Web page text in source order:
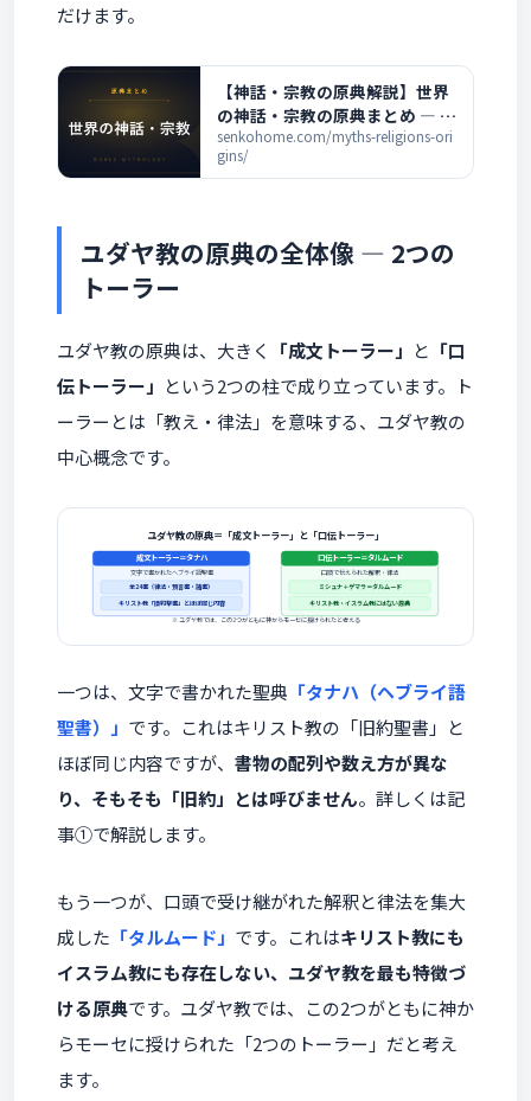
だけます。
【神話・宗教の原典解説】世界
の神話・宗教の原典まとめ ― 各
神話の解説一覧
senkohome.com/myths-religions-ori
gins/
ユダヤ教の原典の全体像 ― 2つの
トーラー
ユダヤ教の原典は、大きく 「成文トーラー」 と 「口
伝トーラー」 という2つの柱で成り立っています。ト
ーラーとは「教え・律法」を意味する、ユダヤ教の
中心概念です。
ユダヤ教の原典＝「成文トーラー」と「口伝トーラー」
成文トーラー＝タナハ
文字で書かれたヘブライ語聖書
全24書（律法・預言書・諸書）
キリスト教「旧約聖書」とほぼ同じ内容
口伝トーラー＝タルムード
口頭で伝えられた解釈・律法
ミシュナ＋ゲマラ＝タルムード
キリスト教・イスラム教にはない原典
※ ユダヤ教では、この2つがともに神からモーセに授けられたと考える
一つは、文字で書かれた聖典 「タナハ（ヘブライ語
聖書）」 です。これはキリスト教の「旧約聖書」と
ほぼ同じ内容ですが、 書物の配列や数え方が異な
り、そもそも「旧約」とは呼びません。詳しくは記
事①で解説します。
もう一つが、口頭で受け継がれた解釈と律法を集大
成した 「タルムード」 です。これはキリスト教にも
イスラム教にも存在しない、ユダヤ教を最も特徴づ
ける原典です。ユダヤ教では、この2つがともに神か
らモーセに授けられた「2つのトーラー」だと考え
ます。